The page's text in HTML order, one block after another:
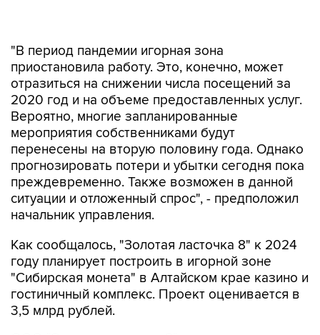
отразиться на снижении числа посещений за
2020 год и на объеме предоставленных услуг.
Вероятно, многие запланированные
мероприятия собственниками будут
перенесены на вторую половину года. Однако
прогнозировать потери и убытки сегодня пока
преждевременно. Также возможен в данной
ситуации и отложенный спрос", - предположил
начальник управления.
Как сообщалось, "Золотая ласточка 8" к 2024
"Сибирская монета" в Алтайском крае казино и
гостиничный комплекс. Проект оценивается в
3,5 млрд рублей.
ООО "Золотая ласточка 8", по данным